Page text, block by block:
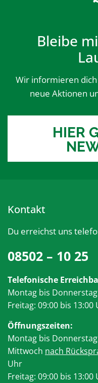
Bleibe
Wir informieren
neue Aktionen
HIER
Kontakt
Du erreichst uns
08502 – 10 25
Telefonische
Montag bis
Freitag: 09:00 bis 13:00
Öffnungszeiten:
Montag bis
Mittwoch nach
Uhr
Freitag: 09:00 bis 13:00